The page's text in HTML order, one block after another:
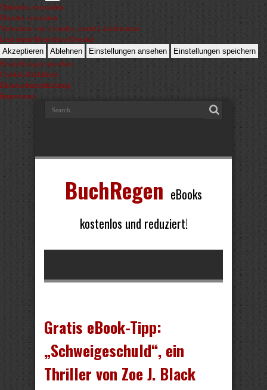
Optionen verwalten
Dienste verwalten
Verwalten von {vendor_count}-Lieferanten
Lese mehr über diese Zwecke
Akzeptieren Ablehnen Einstellungen ansehen Einstellungen speichern
Einstellungen ansehen
Cookie-Richtlinie
Datenschutzerklärung
Impressum
BuchRegen eBooks
kostenlos und reduziert!
Gratis eBook-Tipp:
„Schweigeschuld“, ein
Thriller von Zoe J. Black